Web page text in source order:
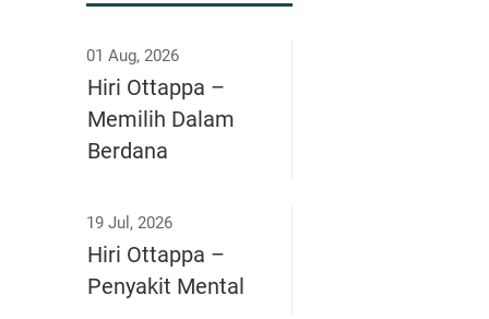
01 Aug, 2026
Hiri Ottappa –
Memilih Dalam
Berdana
19 Jul, 2026
Hiri Ottappa –
Penyakit Mental